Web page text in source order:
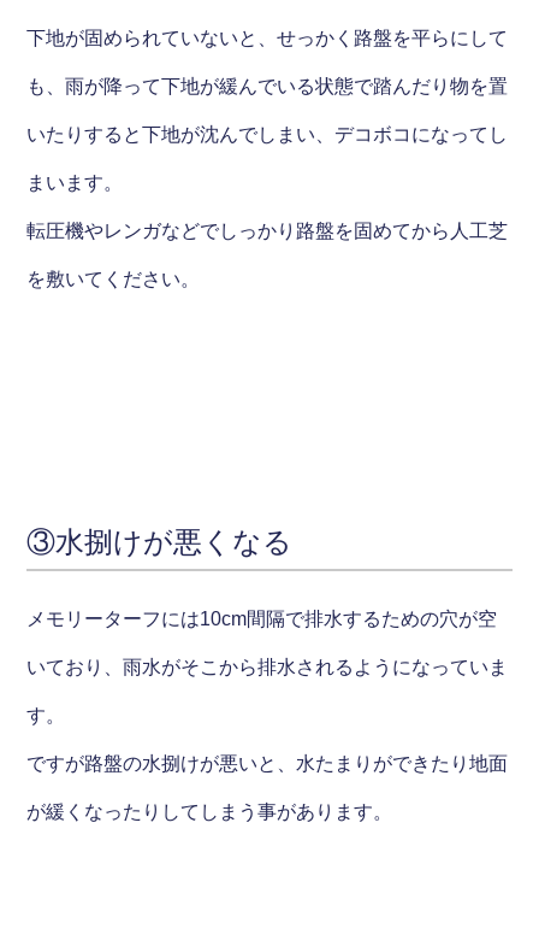
下地が固められていないと、せっかく路盤を平らにして
も、雨が降って下地が緩んでいる状態で踏んだり物を置
いたりすると下地が沈んでしまい、デコボコになってし
まいます。
転圧機やレンガなどでしっかり路盤を固めてから人工芝
を敷いてください。
③水捌けが悪くなる
メモリーターフには10cm間隔で排水するための穴が空
いており、雨水がそこから排水されるようになっていま
す。
ですが路盤の水捌けが悪いと、水たまりができたり地面
が緩くなったりしてしまう事があります。